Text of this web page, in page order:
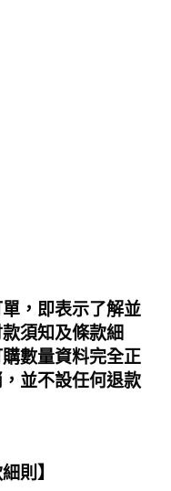
，即表示了解並
須知及條款細
數量資料完全正
並不設任何退款
則】